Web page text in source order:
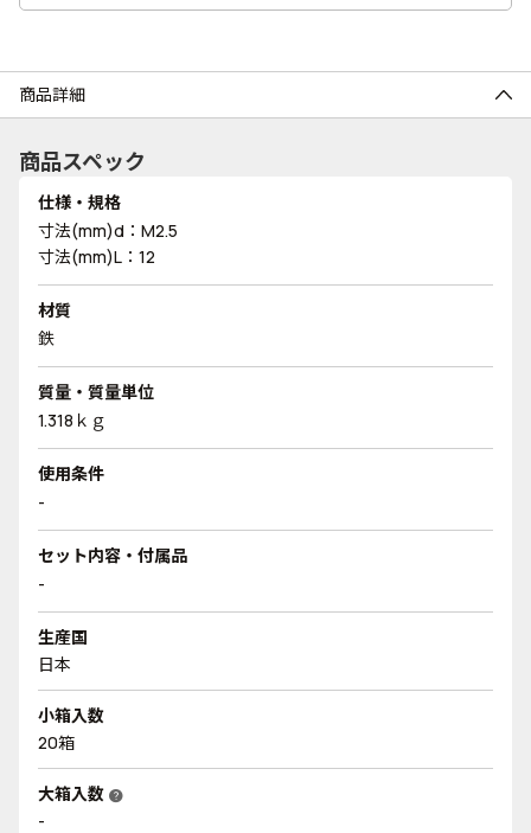
商品詳細
商品スペック
仕様・規格
寸法(mm)d：M2.5
寸法(mm)L：12
材質
鉄
質量・質量単位
1.318ｋｇ
使用条件
-
セット内容・付属品
-
生産国
日本
小箱入数
20箱
大箱入数 help
-